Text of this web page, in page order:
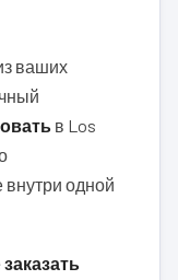
ваших
в Los
одной
заказать